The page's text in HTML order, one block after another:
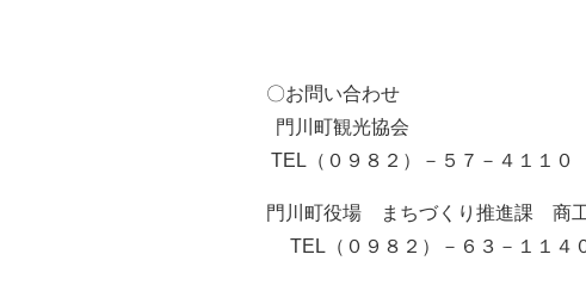
〇お問い合わせ
門川町観光協会
TEL （ ０９８２） － ５７－４１１０
門川町役場 まちづくり推進課 商
TEL （０９８２） － ６３－１１４